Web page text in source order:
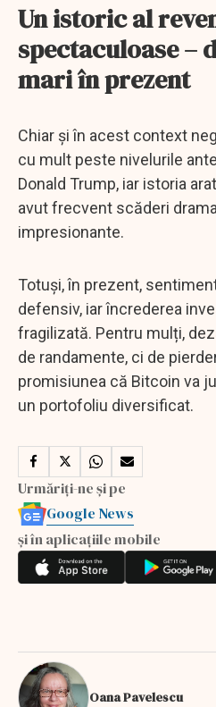
Un istoric al
spectaculoase –
mari în prezent
Chiar și în acest context
cu mult peste nivelurile
Donald Trump, iar istoria
avut frecvent scăderi
impresionante.
Totuși, în prezent,
defensiv, iar încrederea
fragilizată. Pentru mulți,
de randamente, ci de
promisiunea că Bitcoin va
un portofoliu diversificat.
Urmăriți-ne și pe
Google News
și în aplicațiile mobile
Oana Pavelescu